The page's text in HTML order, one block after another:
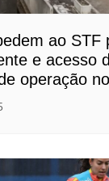
ao STF
e acesso
operação